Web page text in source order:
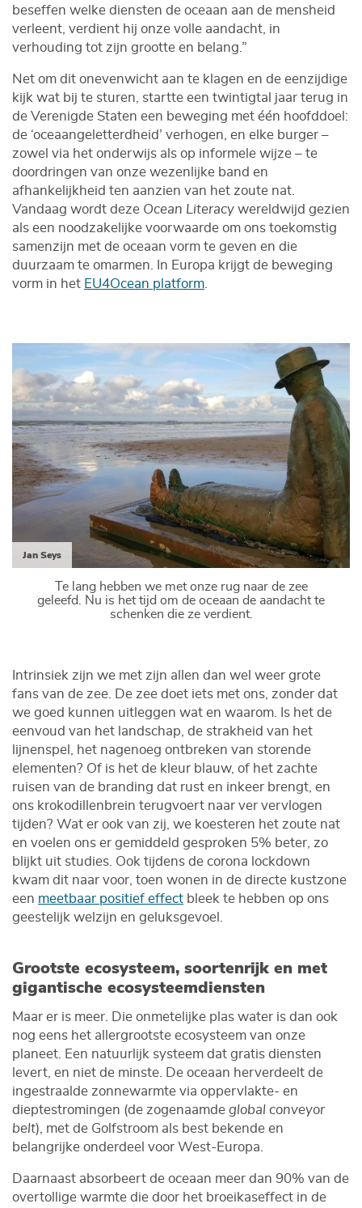
beseffen welke diensten de oceaan aan de mensheid
verleent, verdient hij onze volle aandacht, in
verhouding tot zijn grootte en belang.”
Net om dit onevenwicht aan te klagen en de eenzijdige
kijk wat bij te sturen, startte een twintigtal jaar terug in
de Verenigde Staten een beweging met één hoofddoel:
de ‘oceaangeletterdheid’ verhogen, en elke burger –
zowel via het onderwijs als op informele wijze – te
doordringen van onze wezenlijke band en
afhankelijkheid ten aanzien van het zoute nat.
Vandaag wordt deze Ocean Literacy wereldwijd gezien
als een noodzakelijke voorwaarde om ons toekomstig
samenzijn met de oceaan vorm te geven en die
duurzaam te omarmen. In Europa krijgt de beweging
vorm in het EU4Ocean platform
Jan Seys
Te lang hebben we met onze rug naar de zee
geleefd. Nu is het tijd om de oceaan de aandacht te
schenken die ze verdient.
Intrinsiek zijn we met zijn allen dan wel weer grote
fans van de zee. De zee doet iets met ons, zonder dat
we goed kunnen uitleggen wat en waarom. Is het de
eenvoud van het landschap, de strakheid van het
lijnenspel, het nagenoeg ontbreken van storende
elementen? Of is het de kleur blauw, of het zachte
ruisen van de branding dat rust en inkeer brengt, en
ons krokodillenbrein terugvoert naar ver vervlogen
tijden? Wat er ook van zij, we koesteren het zoute nat
en voelen ons er gemiddeld gesproken 5% beter, zo
blijkt uit studies. Ook tijdens de corona lockdown
kwam dit naar voor, toen wonen in de directe kustzone
een meetbaar positief effect bleek te hebben op ons
geestelijk welzijn en geluksgevoel.
Grootste ecosysteem, soortenrijk en met
gigantische ecosysteemdiensten
Maar er is meer. Die onmetelijke plas water is dan ook
nog eens het allergrootste ecosysteem van onze
planeet. Een natuurlijk systeem dat gratis diensten
levert, en niet de minste. De oceaan herverdeelt de
ingestraalde zonnewarmte via oppervlakte- en
dieptestromingen (de zogenaamde global conveyor
belt), met de Golfstroom als best bekende en
belangrijke onderdeel voor West-Europa.
Daarnaast absorbeert de oceaan meer dan 90% van de
overtollige warmte die door het broeikaseffect in de